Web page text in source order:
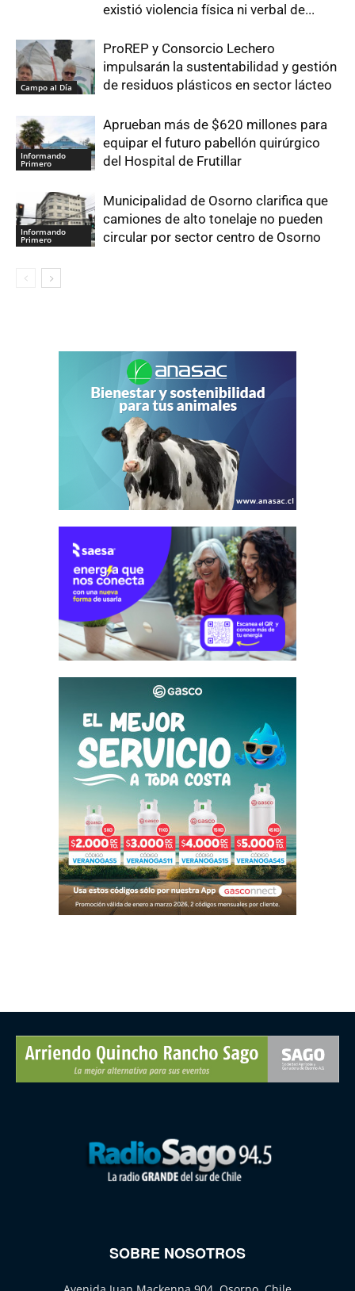
existió violencia física ni verbal de...
Campo al Día
ProREP y Consorcio Lechero
impulsarán la sustentabilidad y gestión
de residuos plásticos en sector lácteo
Informando
Primero
Aprueban más de $620 millones para
equipar el futuro pabellón quirúrgico
del Hospital de Frutillar
Informando
Primero
Municipalidad de Osorno clarifica que
camiones de alto tonelaje no pueden
circular por sector centro de Osorno
SOBRE NOSOTROS